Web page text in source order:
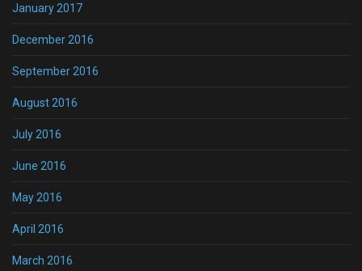
January 2017
December 2016
September 2016
August 2016
July 2016
June 2016
May 2016
April 2016
March 2016